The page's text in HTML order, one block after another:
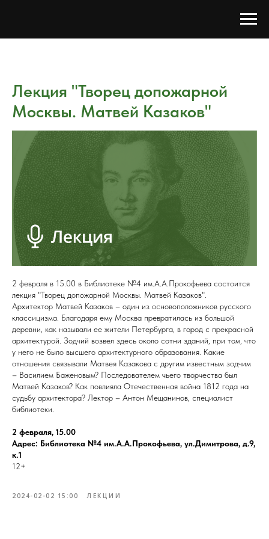
Лекция "Творец допожарной
Москвы. Матвей Казаков"
2 февраля в 15.00 в Библиотеке №4 им.А.А.Прокофьева состоится
лекция "Творец допожарной Москвы. Матвей Казаков".
Архитектор Матвей Казаков – один из основоположников русского
классицизма. Благодаря ему Москва превратилась из большой
деревни, как называли ее жители Петербурга, в город с прекрасной
архитектурой. Зодчий возвел здесь около сотни зданий, при том, что
у него не было высшего архитектурного образования. Какие
отношения связывали Матвея Казакова с другим известным зодчим
– Василием Баженовым? Последователем чьего творчества был
Матвей Казаков? Как повлияла Отечественная война 1812 года на
судьбу архитектора? Лектор – Антон Мещанинов, специалист
библиотеки.
2 февраля, 15.00
Адрес: Библиотека №4 им.А.А.Прокофьева, ул.Димитрова, д.9,
к.1
12+
2024-02-02 15:00 ЛЕКЦИИ